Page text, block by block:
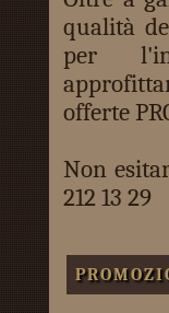
qualità
per
offerte
Non
212 13 29